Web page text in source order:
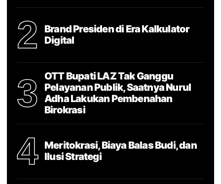
2
Brand Presiden di Era Kalkulator
Digital
3
OTT Bupati LAZ Tak Ganggu
Pelayanan Publik, Saatnya Nurul
Adha Lakukan Pembenahan
Birokrasi
4
Meritokrasi, Biaya Balas Budi, dan
Ilusi Strategi